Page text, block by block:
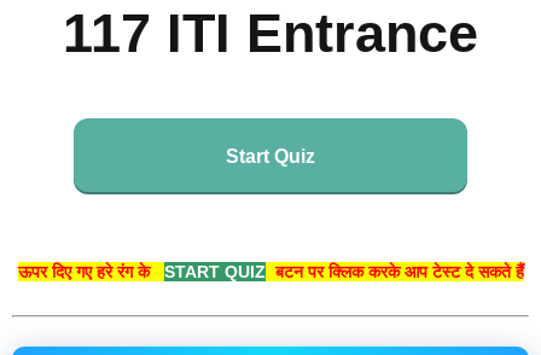
117 ITI Entrance
Start Quiz
ऊपर दिए गए हरे रंग के START QUIZ बटन पर क्लिक करके आप टेस्ट दे सकते हैं